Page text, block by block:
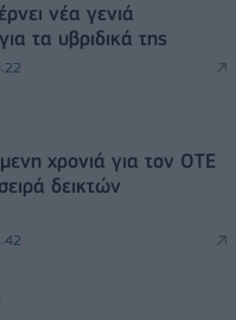
νέα γενιά
τα υβριδικά της
χρονιά για τον ΟΤΕ
δεικτών